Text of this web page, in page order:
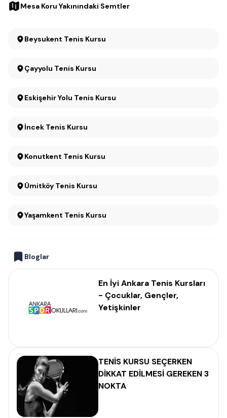
Mesa Koru Yakınındaki Semtler
Beysukent Tenis Kursu
Çayyolu Tenis Kursu
Eskişehir Yolu Tenis Kursu
İncek Tenis Kursu
Konutkent Tenis Kursu
Ümitköy Tenis Kursu
Yaşamkent Tenis Kursu
Bloglar
En İyi Ankara Tenis Kursları
- Çocuklar, Gençler,
Yetişkinler
TENİS KURSU SEÇERKEN
DİKKAT EDİLMESİ GEREKEN 3
NOKTA